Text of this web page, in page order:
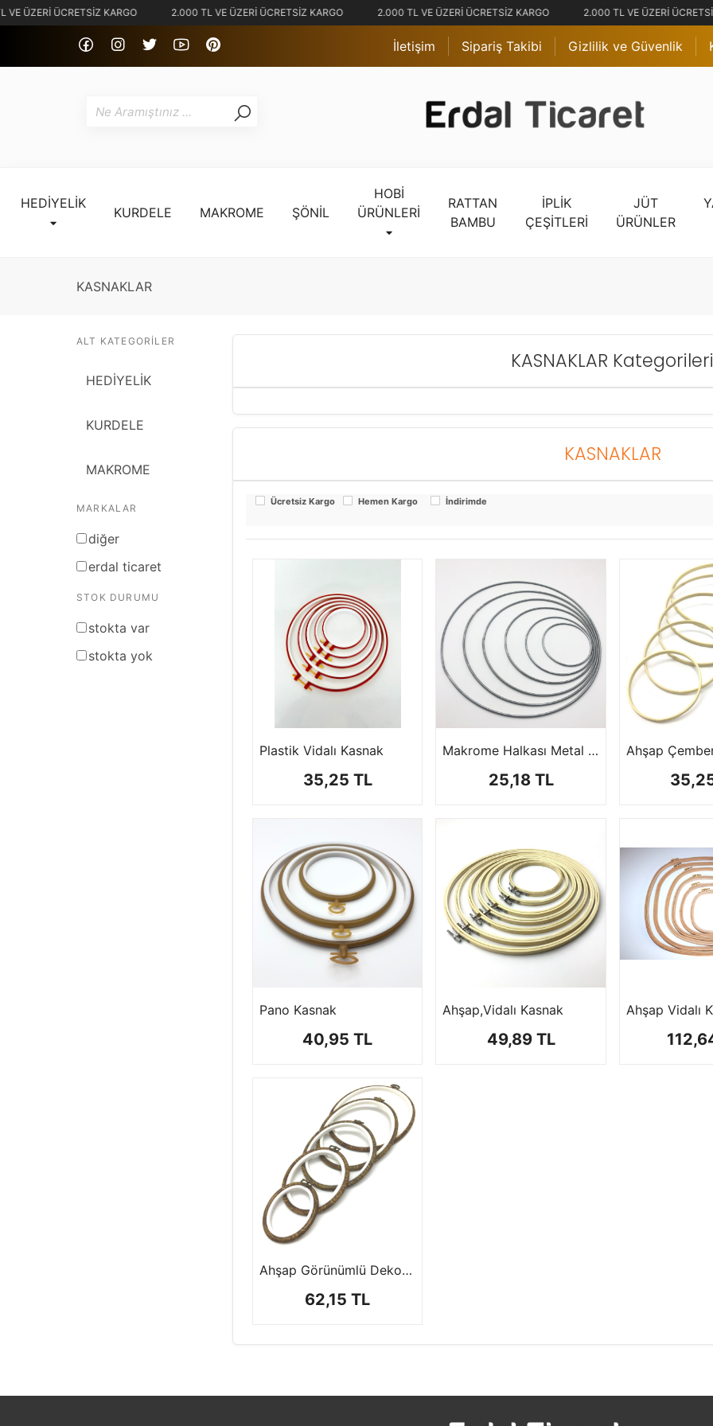
ÜZERİ ÜCRETSİZ KARGO 2.000 TL VE ÜZERİ ÜCRETSİZ KARGO 2.000 TL VE ÜZERİ ÜCRETSİZ KARGO 2.000 TL VE ÜZERİ
İletişim Sipariş Takibi Gizlilik ve Güvenlik
HEDİYELİK
KURDELE MAKROME ŞÖNİL
HOBİ
ÜRÜNLERİ
RATTAN
BAMBU
İPLİK
ÇEŞİTLERİ
JÜT
ÜRÜNLER
KASNAKLAR
ALT KATEGORILER
HEDİYELİK
KURDELE
MAKROME
ŞÖNİL
HOBİ ÜRÜNLERİ
RATTAN BAMBU
İPLİK ÇEŞİTLERİ
MARKALAR
di̇ğer
erdal ticaret
STOK DURUMU
stokta var
stokta yok
KASNAKLAR
KASNAKLAR
Ücretsiz Kargo Hemen Kargo İndirimde
Plastik Vidalı Kasnak
35,25 TL
Makrome Halkası Metal Çember Rüya Kapanı
25,18 TL
Ahşap
Pano Kasnak
40,95 TL
Ahşap,Vidalı Kasnak
49,89 TL
Ahşap Vidalı
Ahşap Görünümlü Dekoratif, PVC Oval Pano Kasnak
62,15 TL